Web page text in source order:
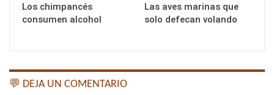
Los chimpancés
consumen alcohol
Las aves marinas que
solo defecan volando
💬 DEJA UN COMENTARIO